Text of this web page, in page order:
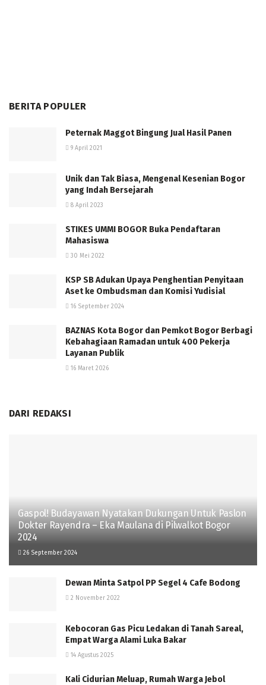
BERITA POPULER
Peternak Maggot Bingung Jual Hasil Panen
9 April 2021
Unik dan Tak Biasa, Mengenal Kesenian Bogor
yang Indah Bersejarah
8 April 2023
STIKES UMMI BOGOR Buka Pendaftaran
Mahasiswa
30 Mei 2022
KSP SB Adukan Upaya Penghentian Penyitaan
Aset ke Ombudsman dan Komisi Yudisial
16 September 2024
BAZNAS Kota Bogor dan Pemkot Bogor Berbagi
Kebahagiaan Ramadan untuk 400 Pekerja
Layanan Publik
16 Maret 2026
DARI REDAKSI
Gaspol! Budayawan Nyatakan Dukungan Untuk Paslon
Dokter Rayendra – Eka Maulana di Pilwalkot Bogor
2024
26 September 2024
Dewan Minta Satpol PP Segel 4 Cafe Bodong
2 November 2022
Kebocoran Gas Picu Ledakan di Tanah Sareal,
Empat Warga Alami Luka Bakar
14 Agustus 2025
Kali Cidurian Meluap, Rumah Warga Jebol